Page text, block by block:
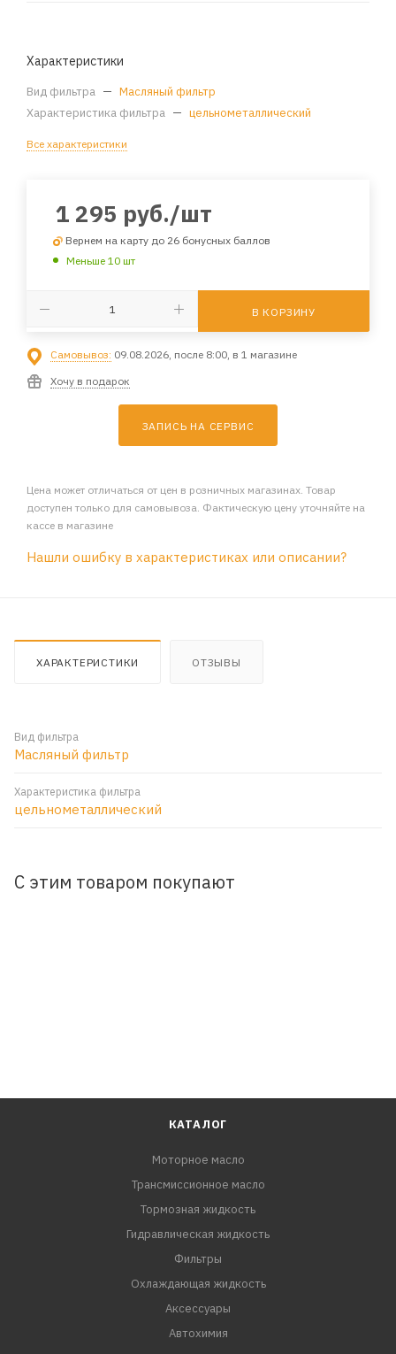
Характеристики
Вид фильтра — Масляный фильтр
Характеристика фильтра — цельнометаллический
Все характеристики
1 295 руб./шт
Вернем на карту до 26 бонусных баллов
Меньше 10 шт
В КОРЗИНУ
Самовывоз: 09.08.2026, после 8:00, в 1 магазине
Хочу в подарок
ЗАПИСЬ НА СЕРВИС
Цена может отличаться от цен в розничных магазинах. Товар
доступен только для самовывоза. Фактическую цену уточняйте на
кассе в магазине
Нашли ошибку в характеристиках или описании?
ХАРАКТЕРИСТИКИ ОТЗЫВЫ
Вид фильтра
Масляный фильтр
Характеристика фильтра
цельнометаллический
С этим товаром покупают
КАТАЛОГ
Моторное масло
Трансмиссионное масло
Тормозная жидкость
Гидравлическая жидкость
Фильтры
Охлаждающая жидкость
Аксессуары
Автохимия